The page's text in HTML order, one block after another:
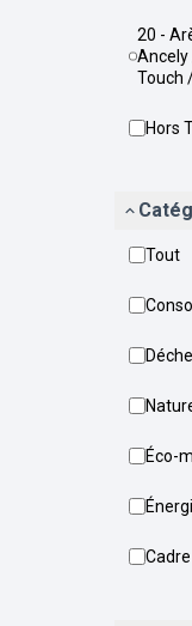
20 - Arènes Romaines /
Touch
Hors
Tout
Éco-